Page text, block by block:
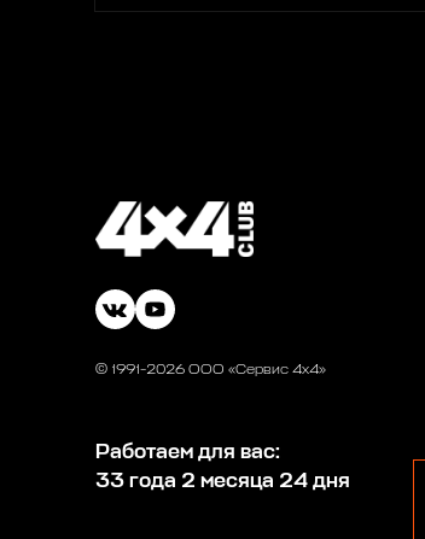
© 1991-2026 ООО «Сервис 4х4»
Работаем для вас:
33 года 2 месяца 24 дня